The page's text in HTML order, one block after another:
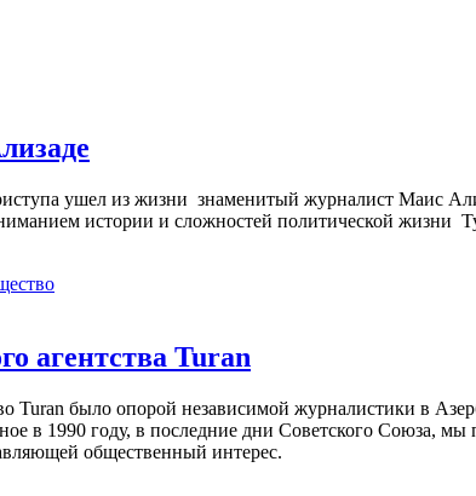
ушел из жизни знаменитый журналист Маис
истории и сложностей политической жизни
агентства Turan
Turan было опорой независимой журналистики в
в 1990 году, в последние дни Советского Союза,
общественный интерес.